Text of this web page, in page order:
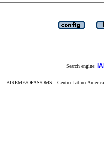
Search engine:
BIREME/OPAS/OMS - Centro Latino-